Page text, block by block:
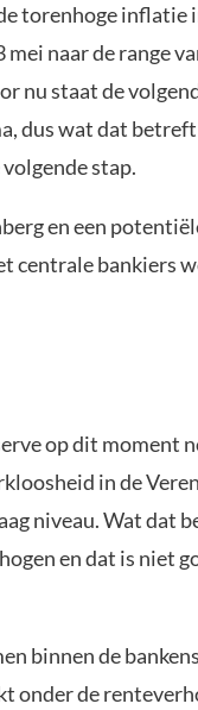
torenhoge inflatie
naar de range
nu staat de
dus wat dat
stap.
en een
centrale bankiers
op dit moment
in de
niveau. Wat dat
en dat is niet
binnen de
onder de